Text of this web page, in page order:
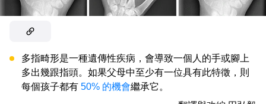
多指畸形是一種遺傳性疾病，會導致一個人的手或腳上
多出幾跟指頭。如果父母中至少有一位具有此特徵，則
每個孩子都有 50% 的機會繼承它。